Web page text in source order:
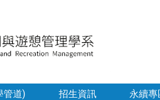
管道) 招生資訊 永續專